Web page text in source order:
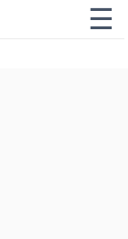
☰